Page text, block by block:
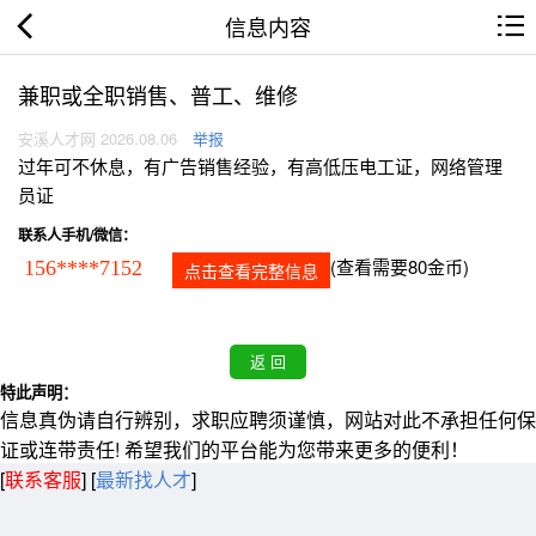
信息内容
兼职或全职销售、普工、维修
安溪人才网 2026.08.06 举报
过年可不休息，有广告销售经验，有高低压电工证，网络管理
员证
联系人手机/微信：
156****7152 点击查看完整信息 (查看需要80金币)
特此声明：
信息真伪请自行辨别，求职应聘须谨慎，网站对此不承担任何保
证或连带责任! 希望我们的平台能为您带来更多的便利！
[联系客服] [最新找人才]